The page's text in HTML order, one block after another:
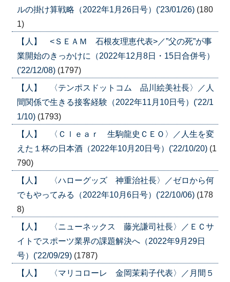
ルの掛け算戦略（2022年1月26日号）('23/01/26) (180
1)
【人】 <ＳＥＡＭ 石根友理恵代表>／”父の死”が事
業開始のきっかけに（2022年12月8日・15日合併号）
('22/12/08) (1797)
【人】 〈テンポスドットコム 品川絵美社長〉／人
間関係で生きる接客経験（2022年11月10日号）('22/1
1/10) (1793)
【人】 〈Ｃｌｅａｒ 生駒龍史ＣＥＯ〉／人生を変
えた１杯の日本酒（2022年10月20日号）('22/10/20) (1
790)
【人】 〈ハローグッズ 神重治社長〉／ゼロから何
でもやってみる（2022年10月6日号）('22/10/06) (178
8)
【人】 〈ニューネックス 藤光謙司社長〉／ＥＣサ
イトでスポーツ業界の課題解決へ（2022年9月29日
号）('22/09/29) (1787)
【人】 〈マリコローレ 金岡茉莉子代表〉／月間５